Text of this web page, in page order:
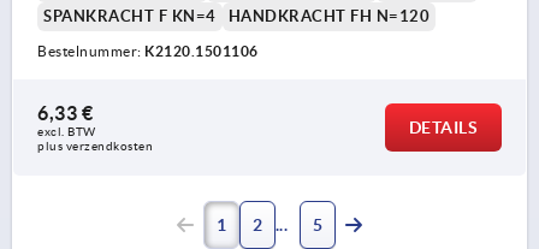
SPANKRACHT F KN=4
HANDKRACHT FH N=120
Bestelnummer: K2120.1501106
6,33 €
excl. BTW
plus verzendkosten
DETAILS
1 2 5